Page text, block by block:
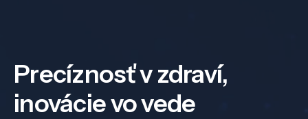
Precíznosť v zdraví,
inovácie vo vede